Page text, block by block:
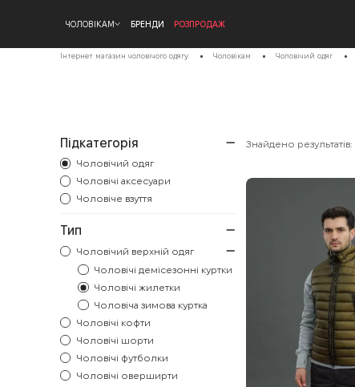
ЧОЛОВІКАМ БРЕНДИ РОЗПРОДАЖ
Інтернет магазин чоловічого одягу Чоловікам Чоловічий одяг
Підкатегорія
Чоловічий одяг
Чоловічі аксесуари
Чоловіче взуття
Тип
Чоловічий верхній одяг
Чоловічі демісезонні куртки
Чоловічі жилетки
Чоловіча зимова куртка
Чоловічі кофти
Чоловічі шорти
Чоловічі футболки
Чоловічі оверширти
Знайдено результатів: